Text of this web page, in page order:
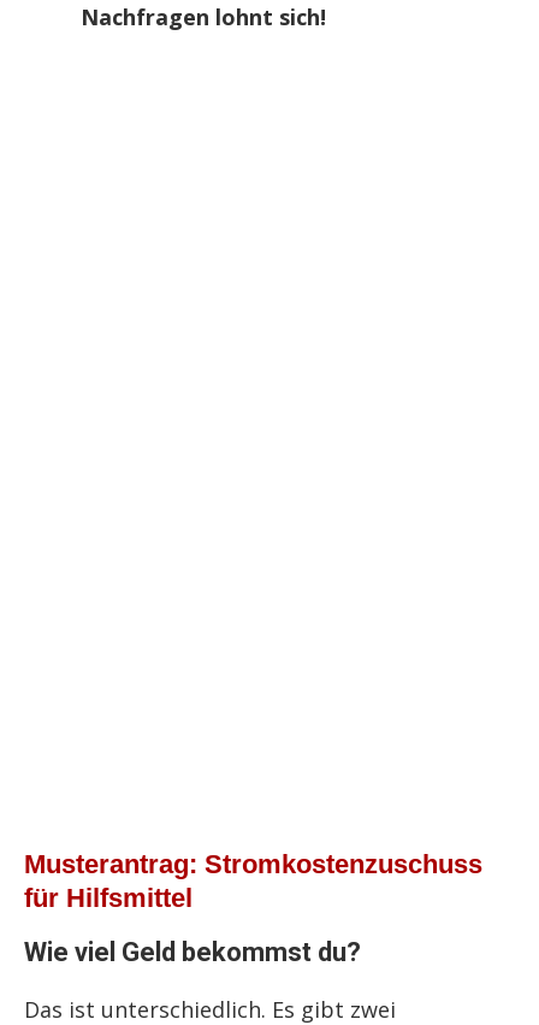
Nachfragen lohnt sich!
Musterantrag: Stromkostenzuschuss
für Hilfsmittel
Wie viel Geld bekommst du?
Das ist unterschiedlich. Es gibt zwei